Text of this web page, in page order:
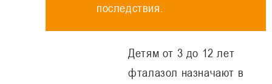
последствия.
Детям от 3 до 12 лет
фталазол назначают в